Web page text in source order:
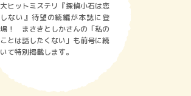
大ヒットミステリ『探偵小石は恋
しない』待望の続編が本誌に登
場！ まさきとしかさんの「私の
ことは話したくない」も前号に続
いて特別掲載します。